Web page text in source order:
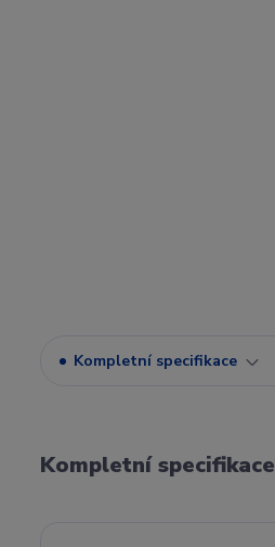
Kompletní specifikace
Kompletní specifikace